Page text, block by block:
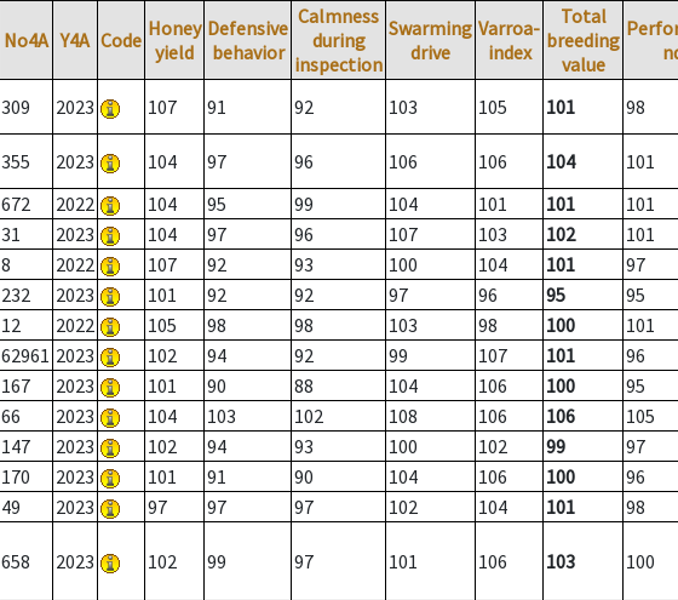
No4A Y4A Code Honey
yield
Defensive
behavior
Calmness
during
inspection
Swarming
drive
Varroa-
index
Total
breeding
value
309 2023 107 91 92 103 105 101 98
355 2023 104 97 96 106 106 104
101
672 2022 104 95 99 104 101 101
101
31 2023 104 97 96 107 103 102
101
8 2022 107 92 93 100 104 101
97
232 2023 101 92 92 97 96 95
95
12 2022 105 98 98 103 98 100
101
62961 2023 102 94 92 99 107 101
96
167 2023 101 90 88 104 106 100
95
66 2023 104 103 102 108 106 106
105
147 2023 102 94 93 100 102 99
97
170 2023 101 91 90 104 106 100
96
49 2023 97 97 97 102 104 101 98
658 2023 102 99 97 101 106 103 100